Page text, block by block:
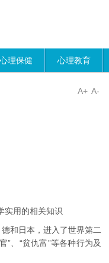
心理保健 心理教育
A-
A+
实用的相关知识
和日本，进入了世界第二
、“贫仇富”等各种行为及